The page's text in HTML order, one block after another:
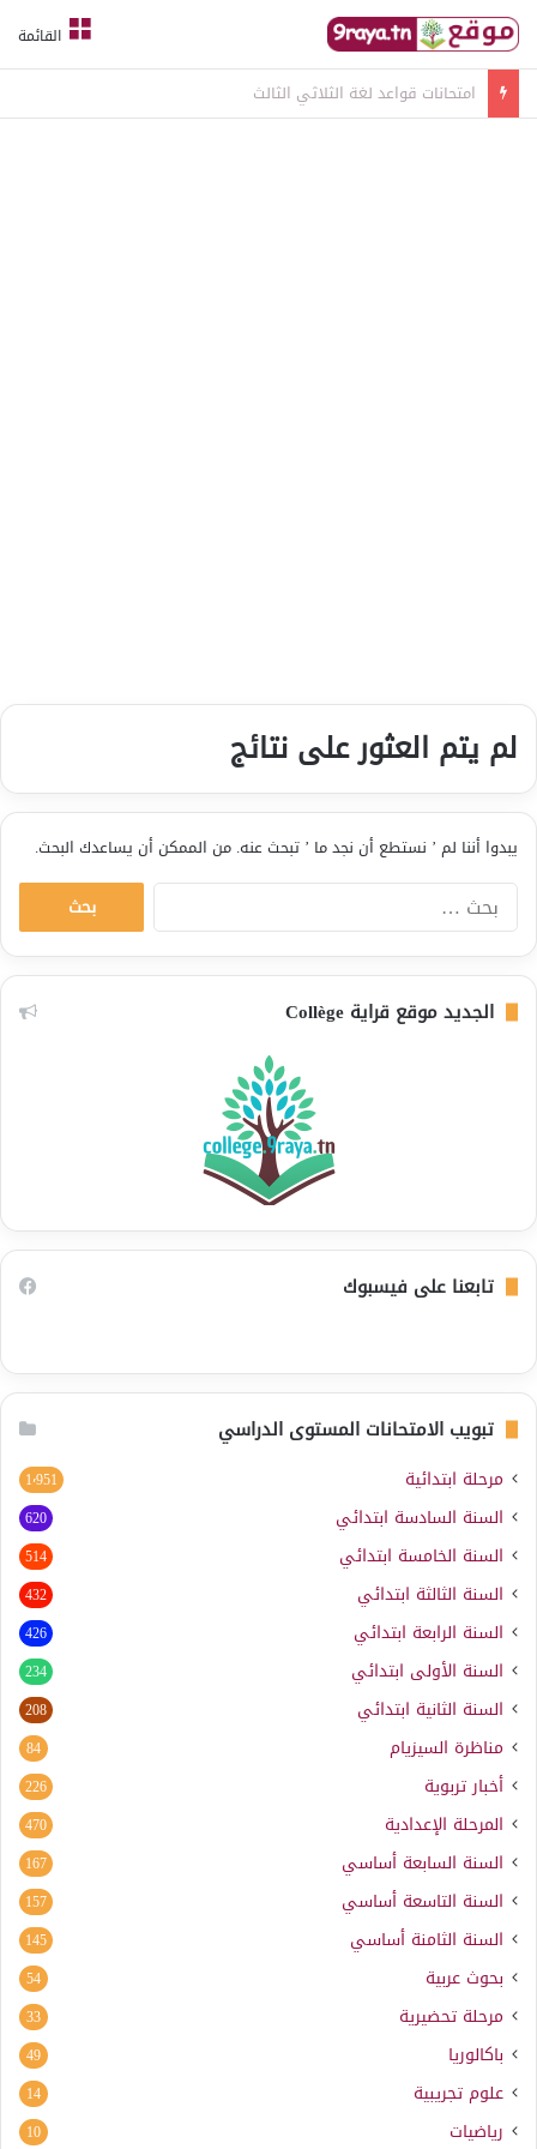
القائمة
امتحانات قواعد لغة الثلاثي الثالث
لم يتم العثور على نتائج
يبدوا أننا لم ’ نستطع أن نجد ما ’ تبحث عنه. من الممكن أن يساعدك البحث.
ا
ح
الجديد موقع قراية Collège
تابعنا على فيسبوك
تبويب الامتحانات المستوى الدراسي
مرحلة ابتدائية 1٬951
السنة السادسة ابتدائي 620
السنة الخامسة ابتدائي 514
السنة الثالثة ابتدائي 432
السنة الرابعة ابتدائي 426
السنة الأولى ابتدائي 234
السنة الثانية ابتدائي 208
مناظرة السيزيام 84
أخبار تربوية 226
المرحلة الإعدادية 470
السنة السابعة أساسي 167
السنة التاسعة أساسي 157
السنة الثامنة أساسي 145
بحوث عربية 54
مرحلة تحضيرية 33
باكالوريا 49
علوم تجريبية 14
رياضيات 10